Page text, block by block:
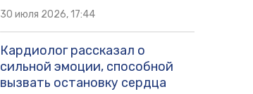
30 июля 2026, 17:44
Кардиолог рассказал о
сильной эмоции, способной
вызвать остановку сердца